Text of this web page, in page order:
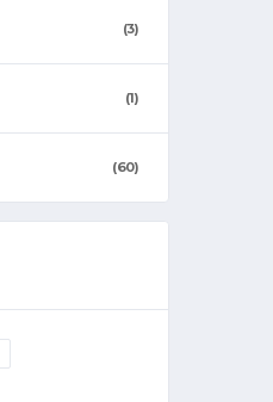
(3)
(1)
(60)